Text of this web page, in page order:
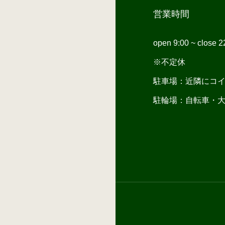
営業時間
open 9:00 ~ close
※不定休
駐車場：近隣にコ
駐輪場：自転車・